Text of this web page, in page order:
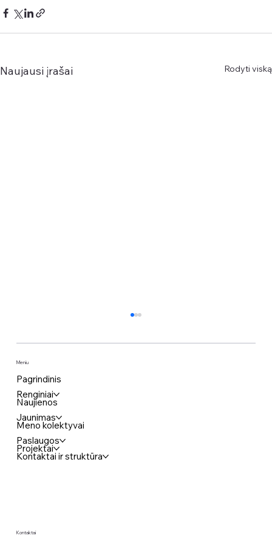
Naujausi įrašai Rodyti viską
Kūrybinės dirbtuvės „Jaunimo vizija“
Meniu
Pagrindinis
Renginiai
Naujienos
Jaunimas
Meno kolektyvai
Paslaugos
Projektai
Kontaktai ir struktūra
Kontaktai